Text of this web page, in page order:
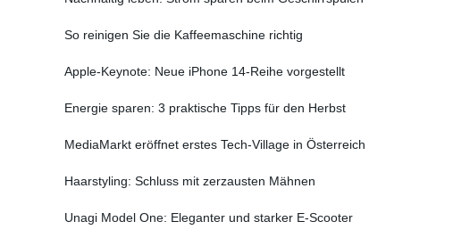
So reinigen Sie die Kaffeemaschine richtig
Apple-Keynote: Neue iPhone 14-Reihe vorgestellt
Energie sparen: 3 praktische Tipps für den Herbst
MediaMarkt eröffnet erstes Tech-Village in Österreich
Haarstyling: Schluss mit zerzausten Mähnen
Unagi Model One: Eleganter und starker E-Scooter